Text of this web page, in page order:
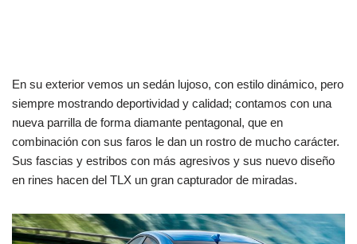
En su exterior vemos un sedán lujoso, con estilo dinámico, pero
siempre mostrando deportividad y calidad; contamos con una
nueva parrilla de forma diamante pentagonal, que en
combinación con sus faros le dan un rostro de mucho carácter.
Sus fascias y estribos con más agresivos y sus nuevo diseño
en rines hacen del TLX un gran capturador de miradas.